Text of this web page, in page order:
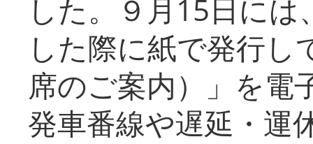
した。９月15日に
した際に紙で発行し
席のご案内）」を電
発車番線や遅延・運